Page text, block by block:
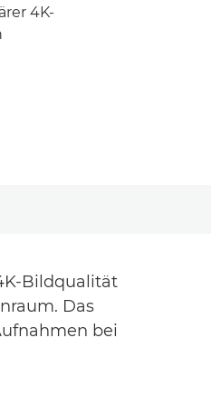
4K-
Bildqualität
Das
bei